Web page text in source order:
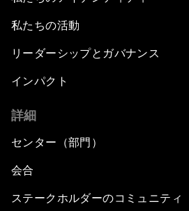
私たちの活動
リーダーシップとガバナンス
インパクト
詳細
センター（部門）
会合
ステークホルダーのコミュニティ